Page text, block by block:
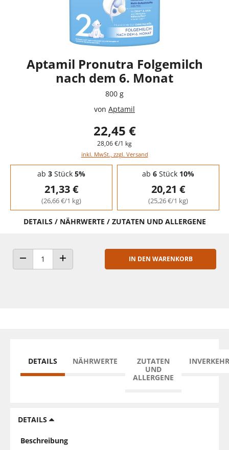
Aptamil Pronutra Folgemilch
nach dem 6. Monat
800 g
von Aptamil
22,45 €
28,06 €/1 kg
inkl. MwSt., zzgl. Versand
Staffelpreise - Mengenrabatt
ab 3Stück 5%
21,33 €
(26,66 €/1 kg)
ab 6Stück 10%
20,21 €
(25,26 €/1 kg)
DETAILS / NÄHRWERTE / ZUTATEN UND ALLERGENE
ANZAHL VERRINGERNANZAHL ERHÖHEN
IN DEN WARENKORB
DETAILS NÄHRWERTE
ZUTATEN
UND
ALLERGENE
DETAILS
Beschreibung